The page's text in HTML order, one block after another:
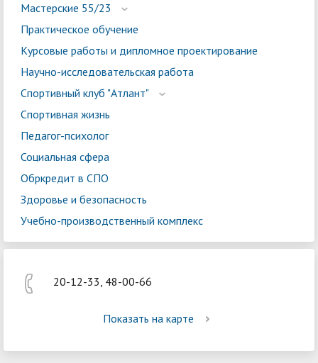
Мастерские 55/23
Практическое обучение
Курсовые работы и дипломное проектирование
Научно-исследовательская работа
Спортивный клуб "Атлант"
Спортивная жизнь
Педагог-психолог
Социальная сфера
Обркредит в СПО
Здоровье и безопасность
Учебно-производственный комплекс
20-12-33, 48-00-66
Показать на карте